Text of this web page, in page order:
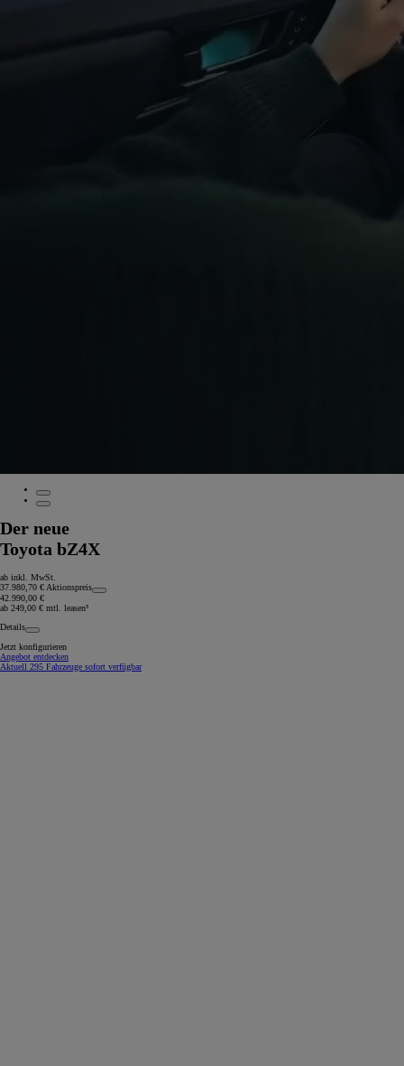
Der neue
Toyota bZ4X
ab inkl. MwSt.
37.980,70 € Aktionspreis
42.990,00 €
ab 249,00 € mtl. leasen³
Details
Jetzt konfigurieren
Angebot entdecken
Aktuell 295 Fahrzeuge sofort verfügbar